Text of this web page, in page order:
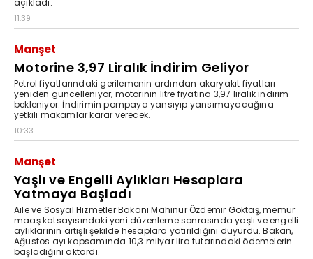
açıkladı.
11:39
Manşet
Motorine 3,97 Liralık İndirim Geliyor
Petrol fiyatlarındaki gerilemenin ardından akaryakıt fiyatları
yeniden güncelleniyor, motorinin litre fiyatına 3,97 liralık indirim
bekleniyor. İndirimin pompaya yansıyıp yansımayacağına
yetkili makamlar karar verecek.
10:33
Manşet
Yaşlı ve Engelli Aylıkları Hesaplara
Yatmaya Başladı
Aile ve Sosyal Hizmetler Bakanı Mahinur Özdemir Göktaş, memur
maaş katsayısındaki yeni düzenleme sonrasında yaşlı ve engelli
aylıklarının artışlı şekilde hesaplara yatırıldığını duyurdu. Bakan,
Ağustos ayı kapsamında 10,3 milyar lira tutarındaki ödemelerin
başladığını aktardı.